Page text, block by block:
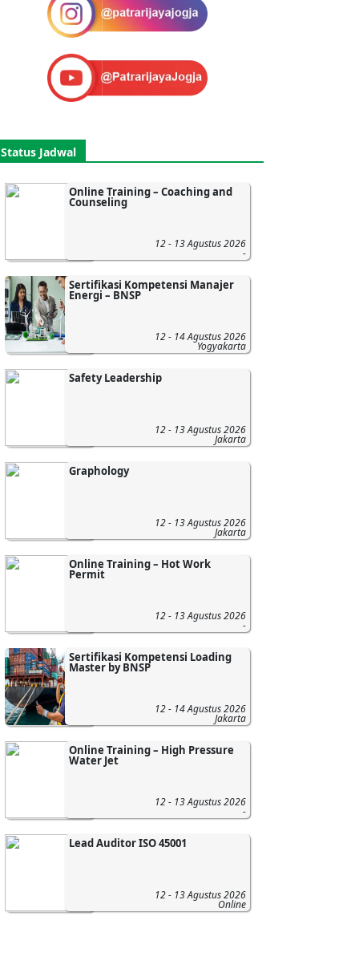
Status Jadwal
Online Training – Coaching and
Counseling
12 - 13 Agustus 2026
-
Sertifikasi Kompetensi Manajer
Energi – BNSP
12 - 14 Agustus 2026
Yogyakarta
Safety Leadership
12 - 13 Agustus 2026
Jakarta
Graphology
12 - 13 Agustus 2026
Jakarta
Online Training – Hot Work
Permit
12 - 13 Agustus 2026
-
Sertifikasi Kompetensi Loading
Master by BNSP
12 - 14 Agustus 2026
Jakarta
Online Training – High Pressure
Water Jet
12 - 13 Agustus 2026
-
Lead Auditor ISO 45001
12 - 13 Agustus 2026
Online